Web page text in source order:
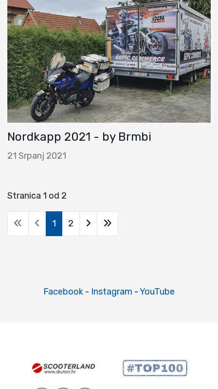
Nordkapp 2021 - by Brmbi
21 Srpanj 2021
Stranica 1 od 2
1 2
Facebook - Instagram -YouTube